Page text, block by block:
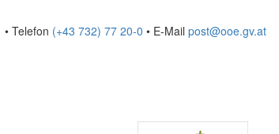
• Telefon (+43 732) 77 20-0 • E-Mail post@ooe.gv.at